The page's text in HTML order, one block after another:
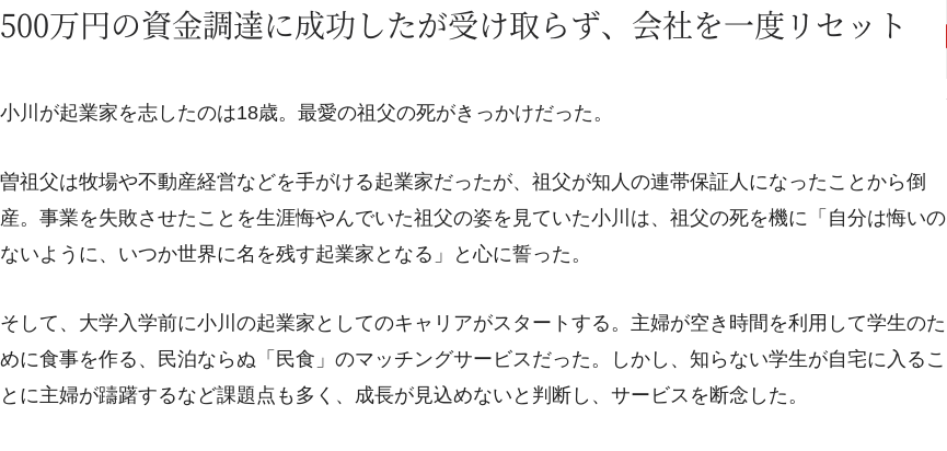
500万円の資金調達に成功したが受け取らず、会社を一度リセット
小川が起業家を志したのは18歳。最愛の祖父の死がきっかけだった。
曽祖父は牧場や不動産経営などを手がける起業家だったが、祖父が知人の連帯保証人になったことから倒
産。事業を失敗させたことを生涯悔やんでいた祖父の姿を見ていた小川は、祖父の死を機に「自分は悔いの
ないように、いつか世界に名を残す起業家となる」と心に誓った。
そして、大学入学前に小川の起業家としてのキャリアがスタートする。主婦が空き時間を利用して学生のた
めに食事を作る、民泊ならぬ「民食」のマッチングサービスだった。しかし、知らない学生が自宅に入るこ
とに主婦が躊躇するなど課題点も多く、成長が見込めないと判断し、サービスを断念した。